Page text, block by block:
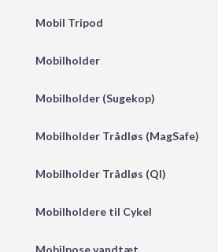
Mobil Tripod
Mobilholder
Mobilholder (Sugekop)
Mobilholder Trådløs (MagSafe)
Mobilholder Trådløs (QI)
Mobilholdere til Cykel